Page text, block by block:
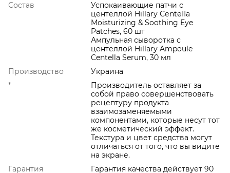
Состав
Успокаивающие патчи с
центеллой Hillary СеntеІІа
Moisturizing & Soothing Eye
Patches, 60 шт
Ампульная сыворотка с
центеллой Hillary Ampoule
Centella Serum, 30 мл
Производство
Украина
*
Производитель оставляет за
собой право совершенствовать
рецептуру продукта
взаимозаменяемыми
компонентами, которые несут тот
же косметический эффект.
Текстура и цвет средства могут
отличаться от того, что вы видите
на экране.
Гарантия
Гарантия качества действует 90